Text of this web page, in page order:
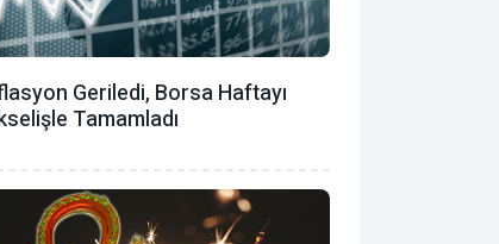
Geriledi, Borsa Haftayı
Tamamladı